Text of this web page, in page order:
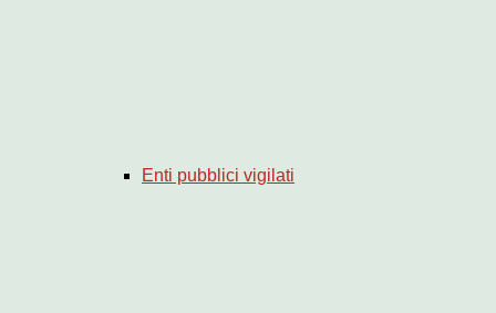
Enti pubblici vigilati